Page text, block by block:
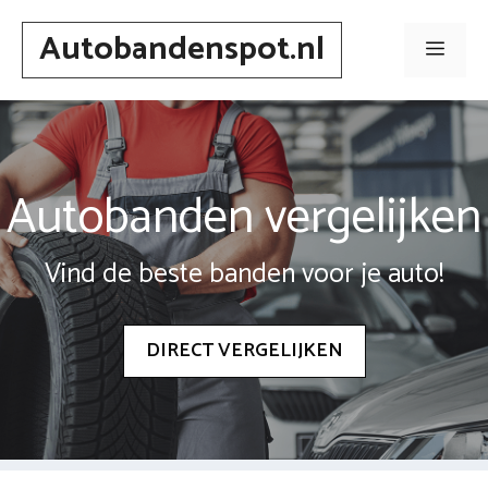
Spring
inhoudAutobandenspot.nl Menu
Autobanden vergelijken
Vind de beste banden voor je auto!
DIRECT VERGELIJKEN